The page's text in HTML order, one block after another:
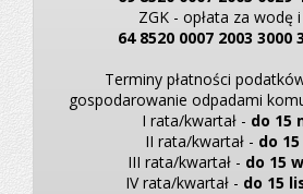
ZGK - opłata za wodę
64 8520 0007 2003 3000
Terminy płatności
gospodarowanie odpadami
I rata/kwartał - do 15
II rata/kwartał - do
III rata/kwartał - do 15
IV rata/kwartał - do 15